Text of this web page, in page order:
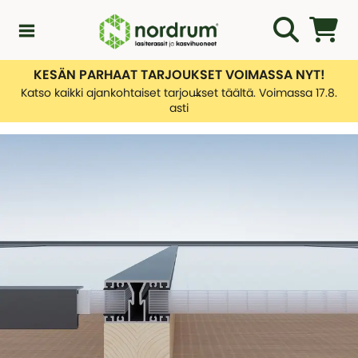
Kampanjat
Uutuuksia
Rakentamislupa
Yleiskatsaus - Asiakaspalvelu
Ota yhteyttä
Tietoa toimituksistamme
Palautusten hallinnointi
KATEGORIAT
Kasvihuone
KESÄN PARHAAT TARJOUKSET VOIMASSA NYT!
Katso kaikki ajankohtaiset tarjoukset täältä. Voimassa 17.8.
asti